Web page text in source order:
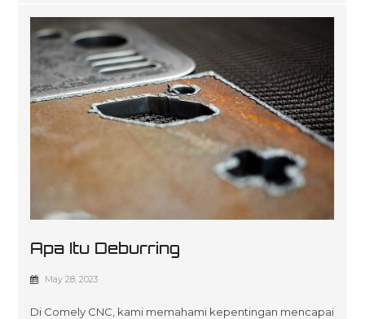
Apa Itu Deburring
May 28, 2023
Di Comely CNC, kami memahami kepentingan mencapai